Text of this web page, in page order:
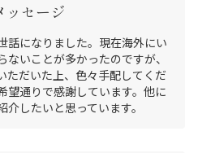
ッセージ
話になりました。現在海外にい
いことが多かったのですが、
ただいた上、色々手配してくだ
望通りで感謝しています。他に
したいと思っています。